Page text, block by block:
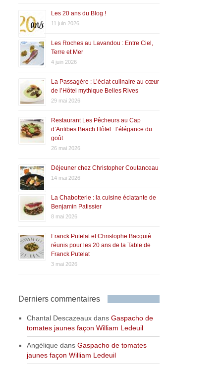
Les 20 ans du Blog !
11 juin 2026
Les Roches au Lavandou : Entre Ciel,
Terre et Mer
4 juin 2026
La Passagère : L’éclat culinaire au cœur
de l’Hôtel mythique Belles Rives
29 mai 2026
Restaurant Les Pêcheurs au Cap
d’Antibes Beach Hôtel : l’élégance du
goût
26 mai 2026
Déjeuner chez Christopher Coutanceau
14 mai 2026
La Chabotterie : la cuisine éclatante de
Benjamin Patissier
8 mai 2026
Franck Putelat et Christophe Bacquié
réunis pour les 20 ans de la Table de
Franck Putelat
3 mai 2026
Derniers commentaires
Chantal Descazeaux dansGaspacho de
tomates jaunes façon William Ledeuil
Angélique dansGaspacho de tomates
jaunes façon William Ledeuil